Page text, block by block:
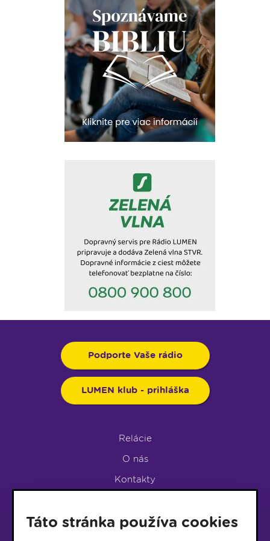
Podporte Vaše rádio
LUMEN klub - prihláška
Relácie
O nás
Kontakty
LUMEN KLUB
Táto stránka používa cookies